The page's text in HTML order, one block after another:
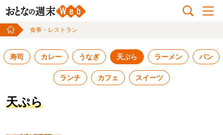
食事・レストラン
寿司 カレー うなぎ 天ぷら ラーメン パン
ランチ カフェ スイーツ
天ぷら